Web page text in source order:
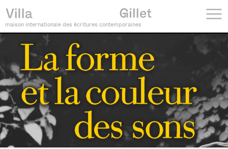
maison internationale des écritures contemporaines